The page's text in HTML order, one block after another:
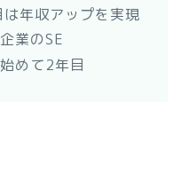
年収アップを実現
業のSE
めて2年目